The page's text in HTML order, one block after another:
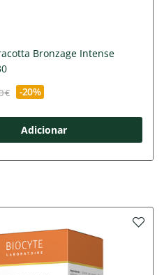
Bronzage Intense
€ -20%
Adicionar